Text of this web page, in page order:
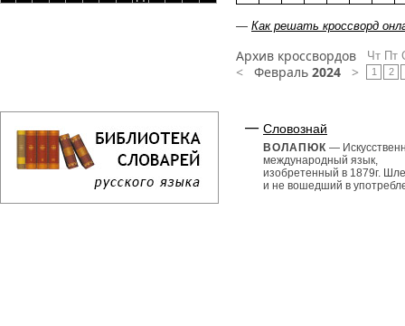
— Как решать кроссворд
Архив кроссвордов
< Февраль 2024 >
Чт
1
Пт
2
Словознай
ВОЛАПЮК —
международный язык,
изобретенный в 1879г.
и не вошедший в